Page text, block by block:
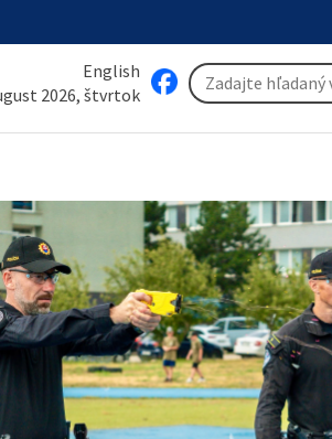
English
2026, štvrtok